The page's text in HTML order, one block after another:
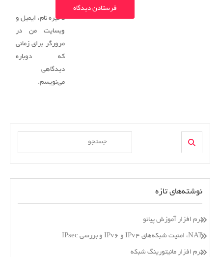
ذخیره نام، ایمیل و
وبسایت من در
مرورگر برای زمانی
که دوباره
دیدگاهی
می‌نویسم.
نوشته‌های تازه
نرم افزار آموزش پیانو
NAT، امنیت شبکه‌های IPv4 و IPv6 و بررسی IPsec
نرم افزار مانیتورینگ شبکه